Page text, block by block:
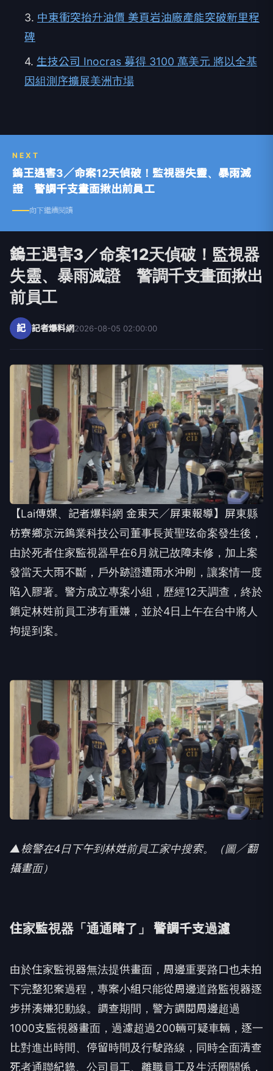
3. 中東衝突抬升油價 美頁岩油廠產能突破新里程
碑
4. 生技公司 Inocras 募得 3100 萬美元 將以全基
因組測序擴展美洲市場
NEXT
鎢王遇害3／命案12天偵破！監視器失靈、暴雨滅
證 警調千支畫面揪出前員工
向下繼續閱讀
鎢王遇害3／命案12天偵破！監視器
失靈、暴雨滅證 警調千支畫面揪出
前員工
記 記者爆料網2026-08-05 02:00:00
【Lai傳媒、記者爆料網 金東天／屏東報導】屏東縣
枋寮鄉京沅鎢業科技公司董事長黃聖玹命案發生後，
由於死者住家監視器早在6月就已故障未修，加上案
發當天大雨不斷，戶外跡證遭雨水沖刷，讓案情一度
陷入膠著。警方成立專案小組，歷經12天調查，終於
鎖定林姓前員工涉有重嫌，並於4日上午在台中將人
拘提到案。
▲檢警在4日下午到林姓前員工家中搜索。（圖／翻
攝畫面）
住家監視器「通通瞎了」 警調千支過濾
由於住家監視器無法提供畫面，周邊重要路口也未拍
下完整犯案過程，專案小組只能從周邊道路監視器逐
步拼湊嫌犯動線。調查期間，警方調閱周邊超過
1000支監視器畫面，過濾超過200輛可疑車輛，逐一
比對進出時間、停留時間及行駛路線，同時全面清查
死者通聯紀錄、公司員工、離職員工及生活圈關係，